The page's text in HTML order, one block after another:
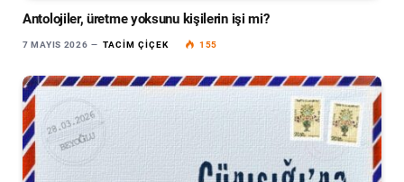
Antolojiler, üretme yoksunu kişilerin işi mi?
7 MAYIS 2026 TACIM ÇIÇEK 155